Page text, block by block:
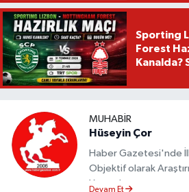
Sporting
Forest
Kanalda?
MUHABIR
Hüseyin Çor
Haber Gazetesi'nde
Objektif olarak
Yapmaktayım.
Devam Et